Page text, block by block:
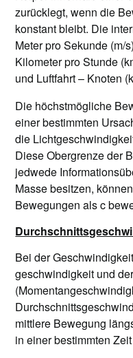
zurücklegt, wenn die
konstant bleibt. Die
Meter pro Sekunde (m/
Kilometer pro Stunde
und Luftfahrt – Knoten
Die höchstmögliche
einer bestimmten
die
Diese Obergrenze der
jedwede
Masse besitzen,
Bewegungen als c
Bei der
geschwindigkeit und
mittlere Bewegung
in einer bestimmten